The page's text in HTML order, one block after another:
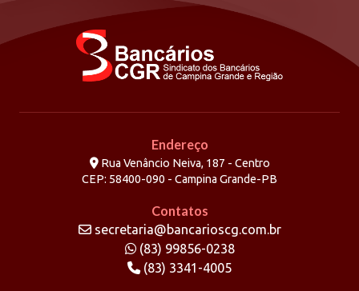
Endereço
Rua Venâncio Neiva, 187 - Centro
CEP: 58400-090 - Campina Grande-PB
Contatos
secretaria@bancarioscg.com.br
(83) 99856-0238
(83) 3341-4005